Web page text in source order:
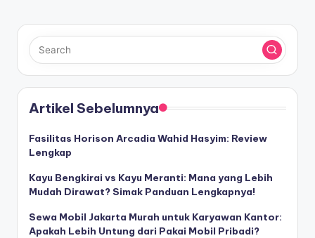
Artikel Sebelumnya
Fasilitas Horison Arcadia Wahid Hasyim: Review
Lengkap
Kayu Bengkirai vs Kayu Meranti: Mana yang Lebih
Mudah Dirawat? Simak Panduan Lengkapnya!
Sewa Mobil Jakarta Murah untuk Karyawan Kantor:
Apakah Lebih Untung dari Pakai Mobil Pribadi?